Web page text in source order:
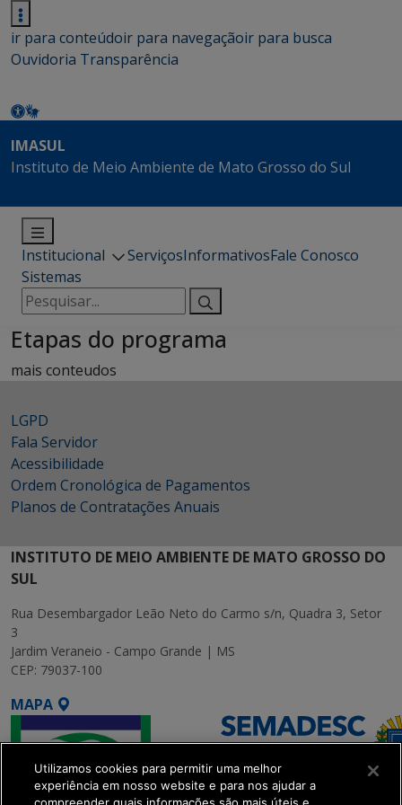
ir para conteúdoir para navegaçãoir para busca
Ouvidoria Transparência
IMASUL
Instituto de Meio Ambiente de Mato Grosso do Sul
Institucional ServiçosInformativosFale Conosco
Sistemas
Pesquisar
por:
Etapas do programa
mais conteudos
LGPD
Fala Servidor
Acessibilidade
Ordem Cronológica de Pagamentos
Planos de Contratações Anuais
INSTITUTO DE MEIO AMBIENTE DE MATO GROSSO DO
SUL
Rua Desembargador Leão Neto do Carmo s/n, Quadra 3, Setor
3
Jardim Veraneio - Campo Grande | MS
CEP: 79037-100
MAPA
Utilizamos cookies para permitir uma melhor
experiência em nosso website e para nos ajudar a